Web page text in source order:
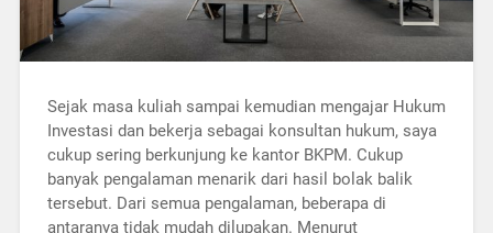
Sejak masa kuliah sampai kemudian mengajar Hukum
Investasi dan bekerja sebagai konsultan hukum, saya
cukup sering berkunjung ke kantor BKPM. Cukup
banyak pengalaman menarik dari hasil bolak balik
tersebut. Dari semua pengalaman, beberapa di
antaranya tidak mudah dilupakan. Menurut